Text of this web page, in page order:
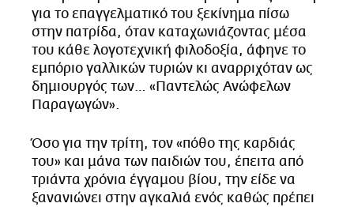
για το επαγγελματικό του ξεκίνημα πίσω
στην πατρίδα, όταν καταχωνιάζοντας μέσα
του κάθε λογοτεχνική φιλοδοξία, άφηνε το
εμπόριο γαλλικών τυριών κι αναρριχόταν ως
δημιουργός των… «Παντελώς Ανώφελων
Παραγωγών».
Όσο για την τρίτη, τον «πόθο της καρδιάς
του» και μάνα των παιδιών του, έπειτα από
τριάντα χρόνια έγγαμου βίου, την είδε να
ξανανιώνει στην αγκαλιά ενός καθώς πρέπει